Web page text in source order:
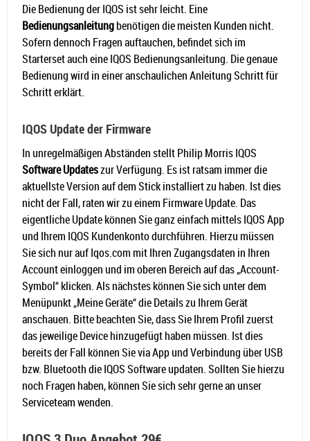
Die Bedienung der IQOS ist sehr leicht. Eine
Bedienungsanleitungbenötigen die meisten Kunden nicht.
Sofern dennoch Fragen auftauchen, befindet sich im
Starterset auch eine IQOS Bedienungsanleitung. Die genaue
Bedienung wird in einer anschaulichen Anleitung Schritt für
Schritt erklärt.
IQOS Update der Firmware
In unregelmäßigen Abständen stellt Philip Morris IQOS
Software Updateszur Verfügung. Es ist ratsam immer die
aktuellste Version auf dem Stick installiert zu haben. Ist dies
nicht der Fall, raten wir zu einem Firmware Update. Das
eigentliche Update können Sie ganz einfach mittels IQOS App
und Ihrem IQOS Kundenkonto durchführen. Hierzu müssen
Sie sich nur auf Iqos.com mit Ihren Zugangsdaten in Ihren
Account einloggen und im oberen Bereich auf das „Account-
Symbol“ klicken. Als nächstes können Sie sich unter dem
Menüpunkt „Meine Geräte“ die Details zu Ihrem Gerät
anschauen. Bitte beachten Sie, dass Sie Ihrem Profil zuerst
das jeweilige Device hinzugefügt haben müssen. Ist dies
bereits der Fall können Sie via App und Verbindung über USB
bzw. Bluetooth die IQOS Software updaten. Sollten Sie hierzu
noch Fragen haben, können Sie sich sehr gerne an unser
Serviceteam wenden.